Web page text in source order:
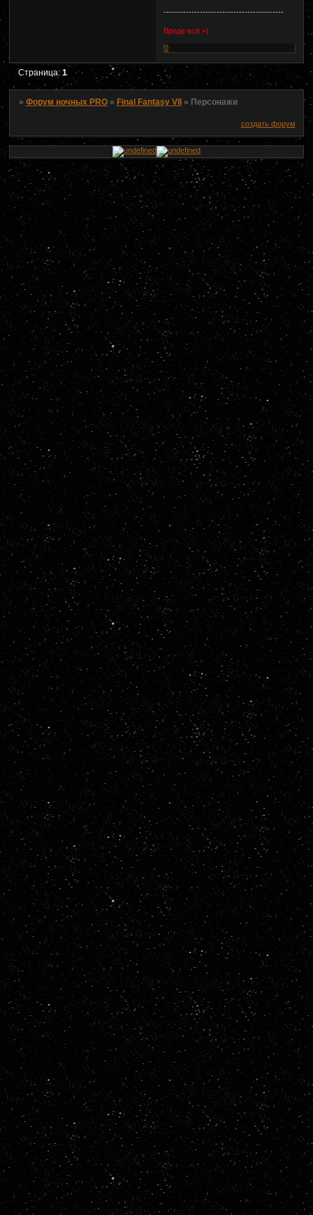
-------------------------------------------
Вроде всё =)
0
Страница: 1
» Форум ночных PRO » Final Fantasy VII » Персонажи
создать форум